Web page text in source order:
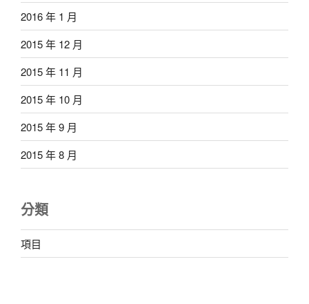
2016 年 1 月
2015 年 12 月
2015 年 11 月
2015 年 10 月
2015 年 9 月
2015 年 8 月
分類
項目